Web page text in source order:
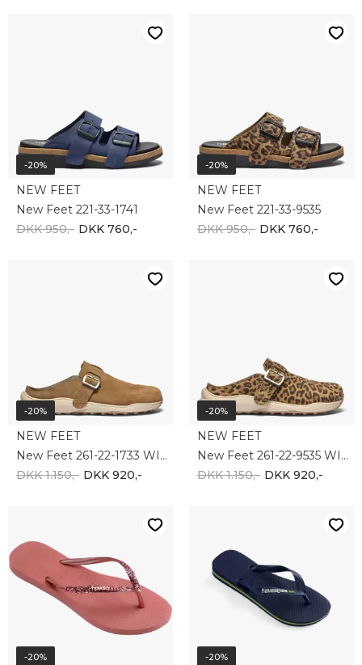
-20%
NEW FEET
New Feet 221-33-1741
DKK 950,- DKK 760,-
-20%
NEW FEET
New Feet 221-33-9535
DKK 950,- DKK 760,-
-20%
NEW FEET
New Feet 261-22-1733 WIDE
DKK 1.150,- DKK 920,-
-20%
NEW FEET
New Feet 261-22-9535 WIDE
DKK 1.150,- DKK 920,-
-20% -20%